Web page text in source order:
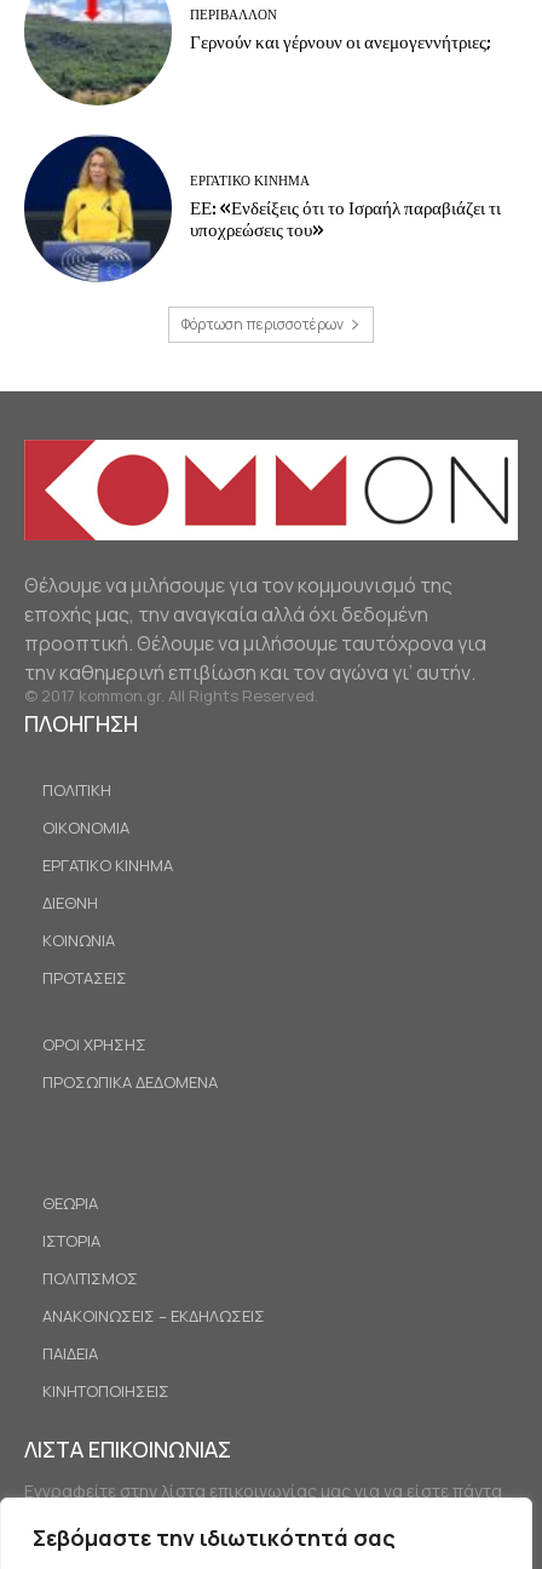
Σεβόμαστε την ιδιωτικότητά σας
ΠΕΡΙΒΆΛΛΟΝ
Γερνούν και γέρνουν οι ανεμογεννήτριες;
ΕΡΓΑΤΙΚΟ ΚΙΝΗΜΑ
ΕΕ: «Ενδείξεις ότι το Ισραήλ παραβιάζει τι
υποχρεώσεις του»
Φόρτωση περισσοτέρων
Θέλουμε να μιλήσουμε για τον κομμουνισμό της
εποχής μας, την αναγκαία αλλά όχι δεδομένη
προοπτική. Θέλουμε να μιλήσουμε ταυτόχρονα για
την καθημερινή επιβίωση και τον αγώνα γι’ αυτήν.
© 2017 kommon.gr. All Rights Reserved.
ΠΛΟΗΓΗΣΗ
ΠΟΛΙΤΙΚΗ
ΟΙΚΟΝΟΜΙΑ
ΕΡΓΑΤΙΚΟ ΚΙΝΗΜΑ
ΔΙΕΘΝΗ
ΚΟΙΝΩΝΙΑ
ΠΡΟΤΑΣΕΙΣ
ΟΡΟΙ ΧΡΗΣΗΣ
ΠΡΟΣΩΠΙΚΑ ΔΕΔΟΜΕΝΑ
ΘΕΩΡΙΑ
ΙΣΤΟΡΙΑ
ΠΟΛΙΤΙΣΜΟΣ
ΑΝΑΚΟΙΝΩΣΕΙΣ – ΕΚΔΗΛΩΣΕΙΣ
ΠΑΙΔΕΙΑ
ΚΙΝΗΤΟΠΟΙΗΣΕΙΣ
ΛΙΣΤΑ ΕΠΙΚΟΙΝΩΝΙΑΣ
Εγγραφείτε στην λίστα επικοινωνίας μας για να είστε πάντα